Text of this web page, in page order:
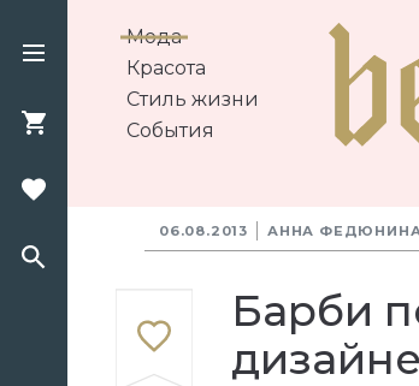
Мода
Красота
Стиль жизни
События
06.08.2013 АННА
Барби